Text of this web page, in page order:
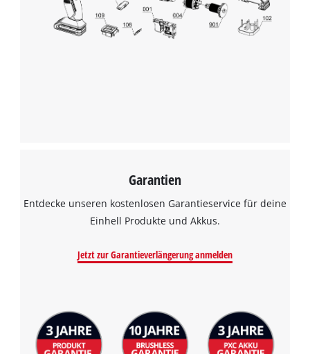
Garantien
Entdecke unseren kostenlosen Garantieservice für deine
Einhell Produkte und Akkus.
Jetzt zur Garantieverlängerung anmelden